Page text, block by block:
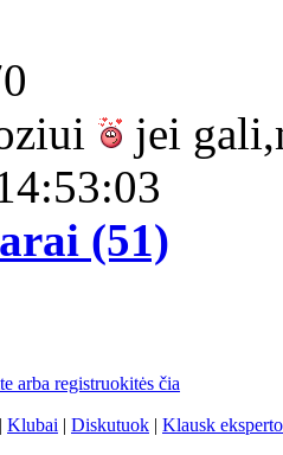
jei
(51)
arba registruokitės čia
| Klubai | Diskutuok | Klausk eksperto